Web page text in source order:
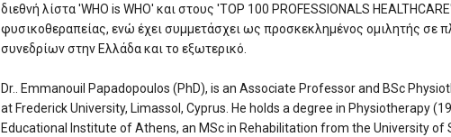
διεθνή λίστα 'WHO is WHO' και στους 'TOP 100 PROFESSIONALS
φυσικοθεραπείας, ενώ έχει συμμετάσχει ως προσκεκλημένος ομιλητής σε
συνεδρίων στην Ελλάδα και το εξωτερικό.
Dr.. Emmanouil Papadopoulos (PhD), is an Associate Professor and BSc
at Frederick University, Limassol, Cyprus. He holds a degree in Physiotherapy
Educational Institute of Athens, an MSc in Rehabilitation from the University of